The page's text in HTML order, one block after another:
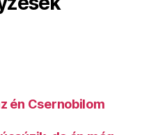
én Csernobilom